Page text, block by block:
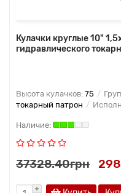
Кулачки круглые 10"
гидравлического
Высота кулачков: 75
токарный патрон
37328.40грн